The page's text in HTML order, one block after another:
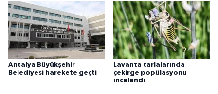
Antalya Büyükşehir
Belediyesi harekete geçti
Lavanta tarlalarında
çekirge popülasyonu
incelendi